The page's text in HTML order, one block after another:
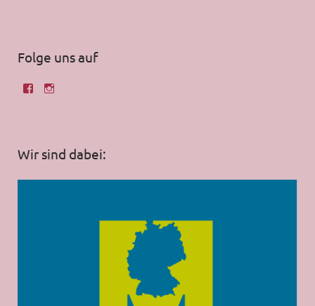
Folge uns auf
Wir sind dabei: